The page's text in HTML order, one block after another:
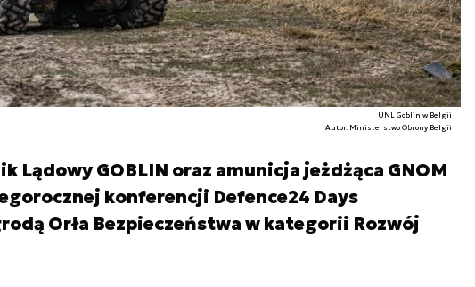
UNL Goblin w Belgii
Autor. Ministerstwo Obrony Belgii
Lądowy GOBLIN oraz amunicja jeżdżąca GNOM
konferencji Defence24 Days
Orła Bezpieczeństwa w kategorii Rozwój